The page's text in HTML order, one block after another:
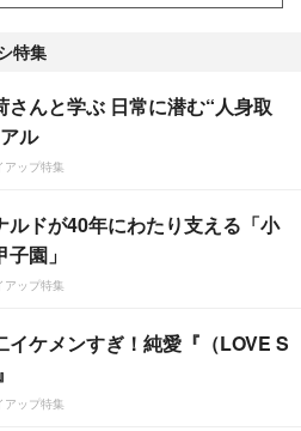
特集
さんと学ぶ 日常に潜む“人身取
ル
アップ特集
ルドが40年にわたり支える「小
園」
アップ特集
イケメンすぎ！純愛『（LOVE S
アップ特集